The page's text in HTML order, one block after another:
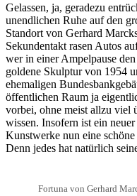
Gelassen, ja, geradezu
unendlichen Ruhe auf den
Standort von Gerhard
Sekundentakt rasen Autos
wer in einer Ampelpause
goldene Skulptur von 1954
ehemaligen
öffentlichen Raum ja
vorbei, ohne meist allzu viel
wissen. Insofern ist ein
Kunstwerke nun eine
Denn jedes hat natürlich
Fortuna von Gerhard